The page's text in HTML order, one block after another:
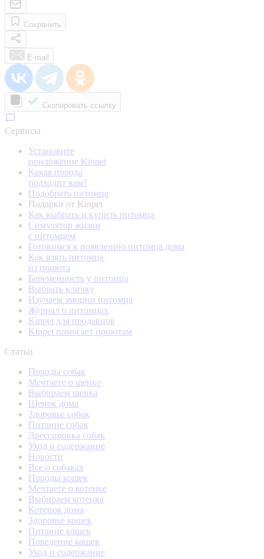
Сохранить
E-mail
Скопировать ссылку
Сервисы
Установите
приложение Kinpet
Какая порода
подходит вам?
Подобрать питомца
Подарки от Kinpet
Как выбрать и купить питомца
Симулятор жизни
с питомцем
Готовимся к появлению питомца дома
Как взять питомца
из приюта
Беременность у питомца
Выбрать кличку
Изучаем эмоции питомца
Журнал о питомцах
Kinpet для продавцов
Kinpet помогает приютам
Статьи
Породы собак
Мечтаете о щенке
Выбираем щенка
Щенок дома
Здоровье собак
Питание собак
Дрессировка собак
Уход и содержание
Новости
Все о собаках
Породы кошек
Мечтаете о котенке
Выбираем котенка
Котенок дома
Здоровье кошек
Питание кошек
Поведение кошек
Уход и содержание